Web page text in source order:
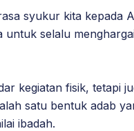
syukur kita kepada
selalu
kegiatan fisik, tetapi
satu bentuk adab
ibadah.